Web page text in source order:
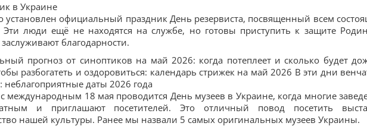
в Украине
установлен официальный праздник День резервиста, посвященный всем
Эти люди ещё не находятся на службе, но готовы приступить к защите
благодарности.
прогноз от синоптиков на май 2026: когда потеплеет и сколько будет
разбогатеть и оздоровиться: календарь стрижек на май 2026 В эти дни
неблагоприятные даты 2026 года
международным 18 мая проводится День музеев в Украине, когда многие
и приглашают посетителей. Это отличный повод посетить
нашей культуры. Ранее мы назвали 5 самых оригинальных музеев Украины.